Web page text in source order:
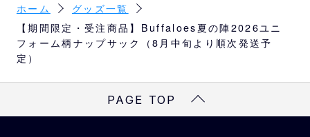
ホーム
グッズ一覧
【期間限定・受注商品】Buffaloes夏の陣2026ユニ
フォーム柄ナップサック（8月中旬より順次発送予
定）
PAGE TOP